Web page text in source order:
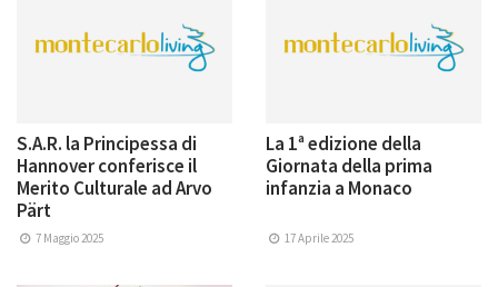
S.A.R. la Principessa di
Hannover conferisce il
Merito Culturale ad Arvo
Pärt
7 Maggio 2025
La 1ª edizione della
Giornata della prima
infanzia a Monaco
17 Aprile 2025